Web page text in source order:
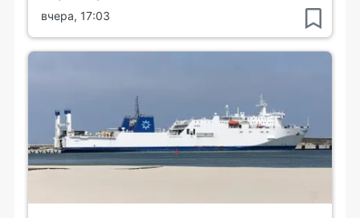
вчера, 17:03